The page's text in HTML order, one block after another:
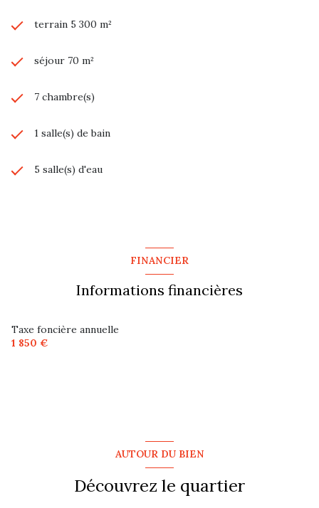
terrain 5 300 m²
séjour 70 m²
7 chambre(s)
1 salle(s) de bain
5 salle(s) d'eau
Chauffage central : radiateur (granules)
1 niveau(x)
FINANCIER
Informations financières
Taxe foncière annuelle
1 850 €
AUTOUR DU BIEN
Découvrez le quartier